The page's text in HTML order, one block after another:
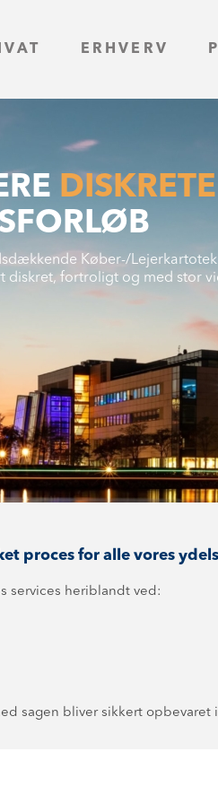
ERHVERV
Køber-/
diskret, fortroligt og med stor
proces for alle vores
services heriblandt ved:
sagen bliver sikkert